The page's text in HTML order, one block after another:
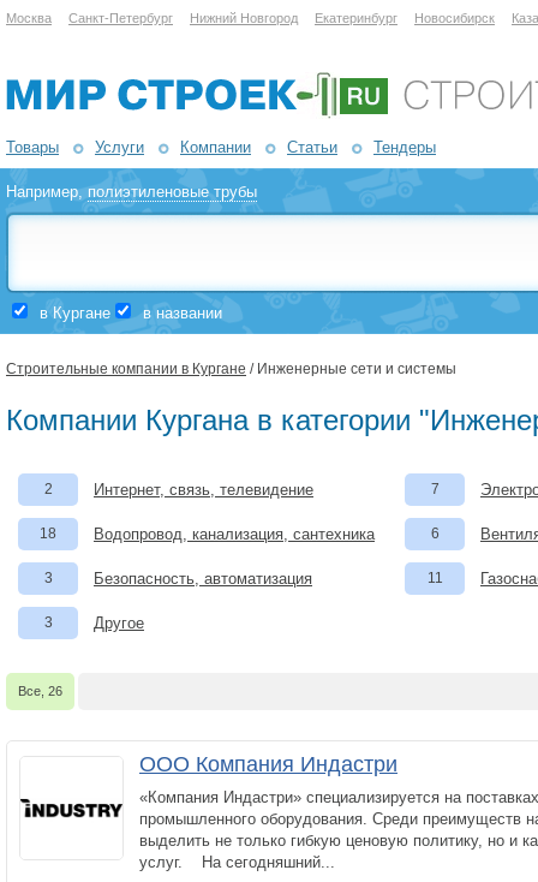
Москва Санкт-Петербург Нижний Новгород Екатеринбург Новосибирск
Товары Услуги Компании Статьи Тендеры
Например,полиэтиленовые трубы
в Кургане в названии
Строительные компании в Кургане / Инженерные сети и системы
Компании Кургана в категории
2 Интернет, связь, телевидение 7
18 Водопровод, канализация, сантехника 6
3 Безопасность, автоматизация 11
3 Другое
Все, 26
ООО Компания Индастри
«Компания Индастри» специализируется на
промышленного оборудования. Среди преимуществ
выделить не только гибкую ценовую политику, но и
услуг. На сегодняшний...